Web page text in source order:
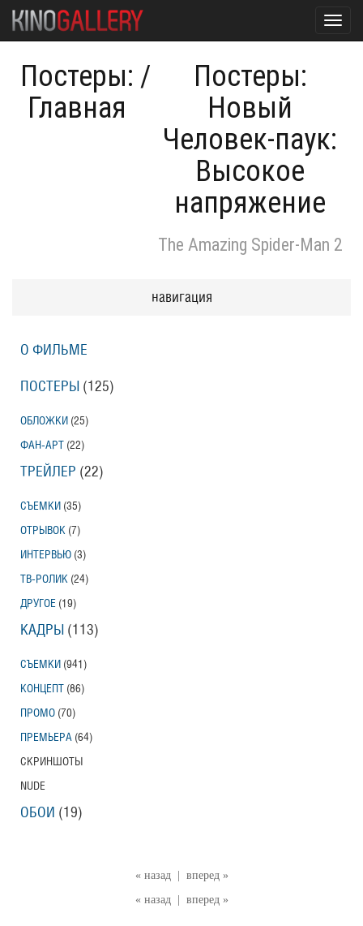
Постеры:
Главная
/
Постеры:
Новый
Человек-паук:
Высокое
напряжение
The Amazing Spider-Man 2
« назад
вперед »
« назад
вперед »
навигация
О ФИЛЬМЕ
ПОСТЕРЫ (125)
ОБЛОЖКИ (25)
ФАН-АРТ (22)
ТРЕЙЛЕР (22)
СЪЕМКИ (35)
ОТРЫВОК (7)
ИНТЕРВЬЮ (3)
ТВ-РОЛИК (24)
ДРУГОЕ (19)
КАДРЫ (113)
СЪЕМКИ (941)
КОНЦЕПТ (86)
ПРОМО (70)
ПРЕМЬЕРА (64)
СКРИНШОТЫ
NUDE
ОБОИ (19)